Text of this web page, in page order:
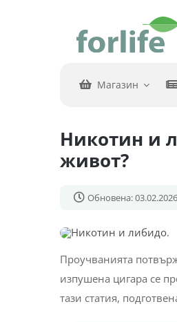
Магазин
Никотин и
живот?
Обновена: 03.02.2026
Проучванията
изпушена цигара се
тази статия,